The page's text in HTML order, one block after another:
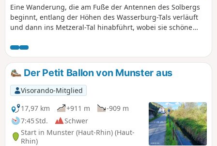
Eine Wanderung, die am Fuße der Antennen des Solbergs
beginnt, entlang der Höhen des Wasserburg-Tals verläuft
und dann ins Metzeral-Tal hinabführt, wobei sie schöne
man auf einige Überreste von Bauwerken aus dem Ersten
und Zweiten Weltkrieg.
Der Petit Ballon von Munster aus
Visorando-Mitglied
17,97 km
+911 m
-909 m
7:45 Std.
Schwer
Start in Munster (Haut-Rhin) (Haut-
Rhin)